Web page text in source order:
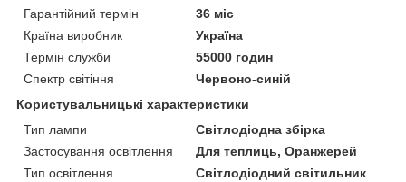
Гарантійний термін
36 міс
Країна виробник
Україна
Термін служби
55000 годин
Спектр світіння
Червоно-синій
Користувальницькі характеристики
Тип лампи
Світлодіодна збірка
Застосування освітлення
Для теплиць, Оранжерей
Тип освітлення
Світлодіодний світильник